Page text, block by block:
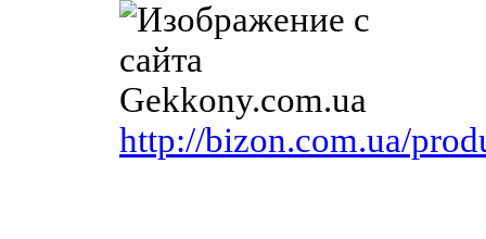
http://bizon.com.ua/